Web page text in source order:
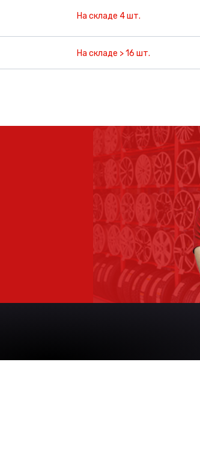
На складе 4 шт.
На складе > 16 шт.